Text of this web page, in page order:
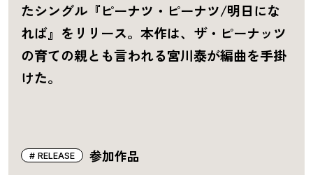
たシングル『ピーナツ・ピーナツ/明日にな
れば』をリリース。本作は、ザ・ピーナッツ
の育ての親とも言われる宮川泰が編曲を手掛
けた。
参加作品
RELEASE